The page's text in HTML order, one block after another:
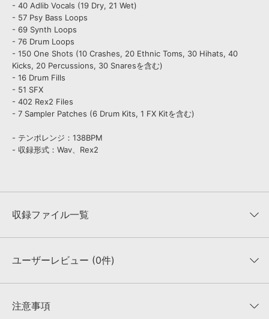
- 40 Adlib Vocals (19 Dry, 21 Wet)
- 57 Psy Bass Loops
- 69 Synth Loops
- 76 Drum Loops
- 150 One Shots (10 Crashes, 20 Ethnic Toms, 30 Hihats, 40
Kicks, 20 Percussions, 30 Snaresを含む)
- 16 Drum Fills
- 51 SFX
- 402 Rex2 Files
- 7 Sampler Patches (6 Drum Kits, 1 FX Kitを含む)
- テンポレンジ：138BPM
- 収録形式：Wav、Rex2
収録ファイル一覧
収録ファイル一覧
ユーザーレビュー (0件)
★★★★★
注意事項